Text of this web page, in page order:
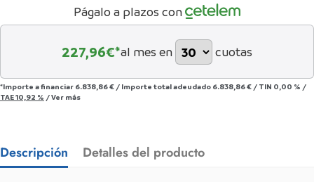
Págalo a plazos con
227,96€*al mes en cuotas
*Importe a financiar 6.838,86 € / Importe total adeudado 6.838,86 € / TIN 0,00 % /
TAE10,92 % /Ver más
Descripción Detalles del producto